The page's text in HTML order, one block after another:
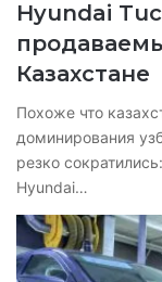
Hyundai
Казахстане
Похоже что
доминирования
резко
Hyundai…